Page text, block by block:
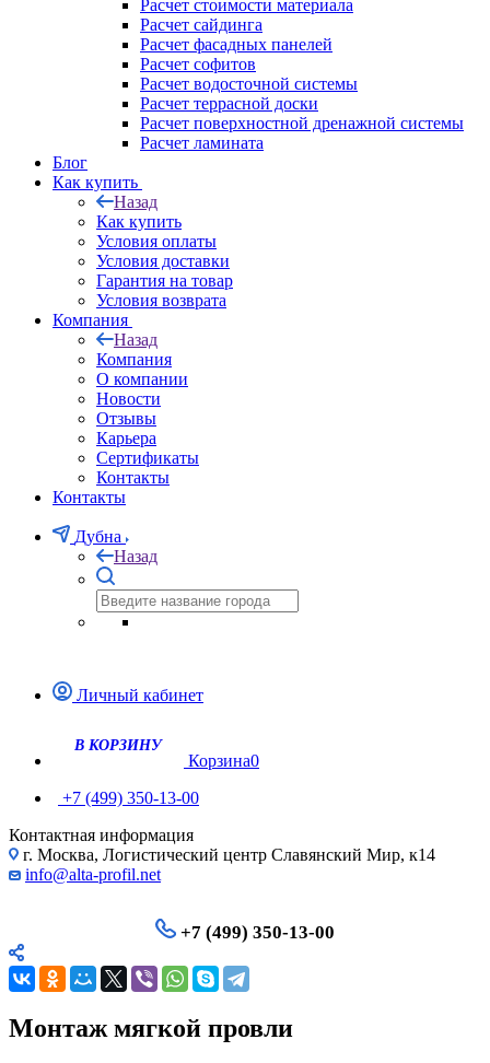
Расчет стоимости материала
Расчет сайдинга
Расчет фасадных панелей
Расчет софитов
Расчет водосточной системы
Расчет террасной доски
Расчет поверхностной дренажной системы
Расчет ламината
Блог
Как купить
Назад
Как купить
Условия оплаты
Условия доставки
Гарантия на товар
Условия возврата
Компания
Назад
Компания
О компании
Новости
Отзывы
Карьера
Сертификаты
Контакты
Контакты
Дубна
Назад
Личный кабинет
Корзина0
+7 (499) 350-13-00
Контактная информация
г. Москва, Логистический центр Славянский Мир, к14
info@alta-profil.net
+7 (499) 350-13-00
Монтаж мягкой провли